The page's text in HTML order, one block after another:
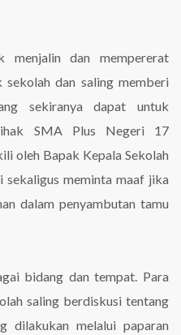
menjalin dan mempererat
dan saling memberi
sekiranya dapat untuk
SMA Plus Negeri 17
oleh Bapak Kepala Sekolah
sekaligus meminta maaf jika
dalam penyambutan tamu
bidang dan tempat. Para
saling berdiskusi tentang
dilakukan melalui paparan